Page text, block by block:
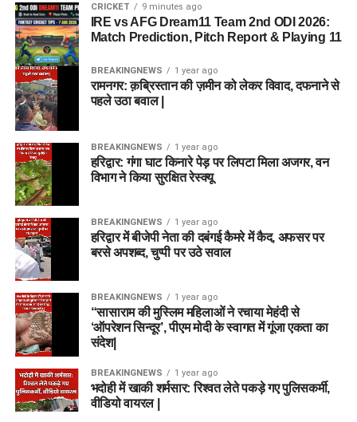
CRICKET 9 minutes ago
IRE vs AFG Dream11 Team 2nd ODI 2026:
Match Prediction, Pitch Report & Playing 11
BREAKINGNEWS 1 year ago
रामनगर: क़ब्रिस्तान की ज़मीन को लेकर विवाद, दफनाने से
पहले उठा बवाल |
BREAKINGNEWS 1 year ago
हरिद्वार: गंगा घाट किनारे पेड़ पर लिपटा मिला अजगर, वन
विभाग ने किया सुरक्षित रेस्क्यू
BREAKINGNEWS 1 year ago
हरिद्वार में बीजेपी नेता की दबंगई कैमरे में कैद, अफसर पर
बरसे अपशब्द, चुप्पी पर उठे सवाल
BREAKINGNEWS 1 year ago
“सासाराम की मुस्लिम महिलाओं ने रचाया मेहंदी से
‘ऑपरेशन सिन्दूर’, पीएम मोदी के स्वागत में गूंजा एकता का
संदेश|
BREAKINGNEWS 1 year ago
भदोही में खाकी शर्मसार: रिश्वत लेते पकड़े गए पुलिसकर्मी,
वीडियो वायरल |